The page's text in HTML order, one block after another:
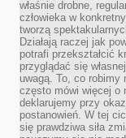
właśnie drobne,
człowieka w
tworzą
Działają raczej jak
potrafi przekształcić
przyglądać się
uwagą. To, co robimy
często mówi więcej o
deklarujemy przy
postanowień. W tej
się prawdziwa siła